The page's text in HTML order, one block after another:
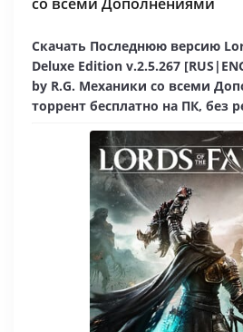
Скачать Последнюю версию
Deluxe Edition v.2.5.267
by R.G. Механики со всеми
торрент бесплатно на ПК, без